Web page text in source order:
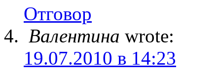
Отговор
Валентина wrote:
19.07.2010 в 14:23